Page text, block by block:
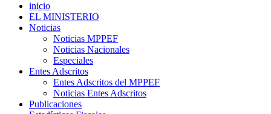
inicio
EL MINISTERIO
Noticias
Noticias MPPEF
Noticias Nacionales
Especiales
Entes Adscritos
Entes Adscritos del MPPEF
Noticias Entes Adscritos
Publicaciones